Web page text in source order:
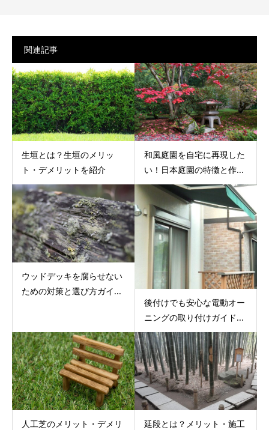
関連記事
生垣とは？生垣のメリッ
ト・デメリットを紹介
和風庭園を自宅に再現した
い！日本庭園の特徴と作...
ウッドデッキを腐らせない
ための対策と選び方ガイ...
後付けでも安心な電動オー
ニングの取り付けガイド...
人工芝のメリット・デメリ
延段とは？メリット・施工